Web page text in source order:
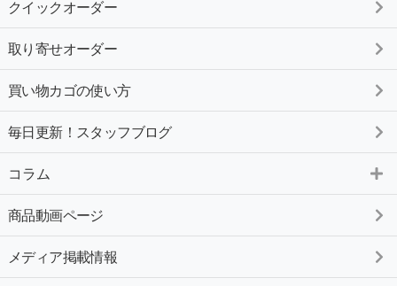
クイックオーダー
取り寄せオーダー
買い物カゴの使い方
毎日更新！スタッフブログ
コラム
商品動画ページ
メディア掲載情報